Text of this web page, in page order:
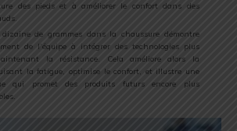
des pieds et à améliorer le confort dans des
dizaine de grammes dans la chaussure démontre
de l’équipe à intégrer des technologies plus
la résistance. Cela améliore alors la
la fatigue, optimise le confort, et illustre une
qui promet des produits futurs encore plus